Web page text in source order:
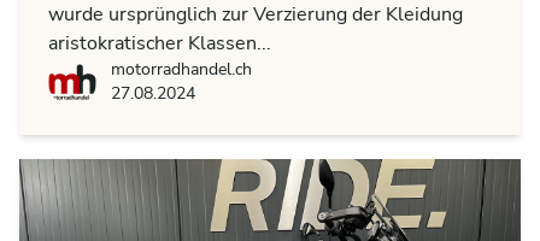
wurde ursprünglich zur Verzierung der Kleidung
aristokratischer Klassen...
motorradhandel.ch
motorradhandel.ch
27.08.2024